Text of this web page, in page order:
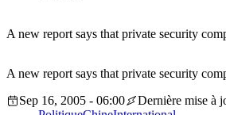
A new report says that private security
A new report says that private security
Sep 16, 2005 - 06:00
Dernière mise à